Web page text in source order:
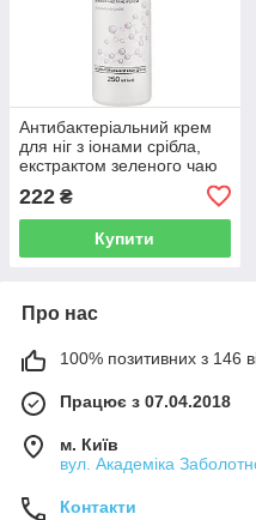
Антибактеріальний крем
для ніг з іонами срібла,
екстрактом зеленого чаю
Professional Care
Antibacterial Foot
222 ₴
Купити
Про нас
100% позитивних з 146
Працює з 07.04.2018
м. Київ
вул. Академіка
Контакти